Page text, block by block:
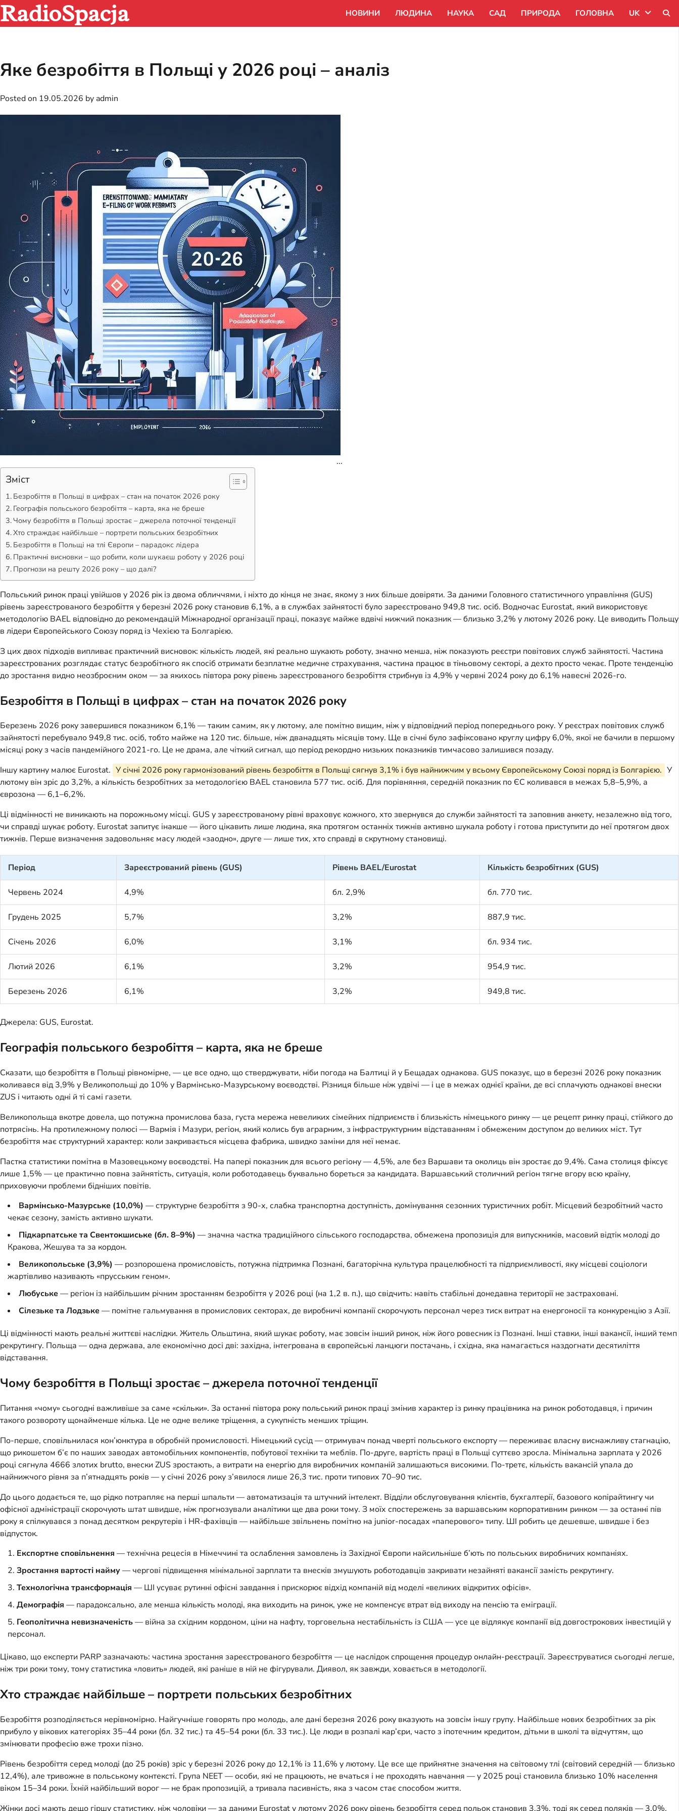
Skip
to
content
RadioSpacja НОВИНИ ЛЮДИНА НАУКА САД ПРИРОДА ГОЛОВНА UK
Яке безробіття в Польщі у 2026 році – аналіз
Posted on 19.05.2026 by admin
...
Зміст
Безробіття в Польщі в цифрах – стан на початок 2026 року
Географія польського безробіття – карта, яка не бреше
Чому безробіття в Польщі зростає – джерела поточної тенденції
Хто страждає найбільше – портрети польських безробітних
Безробіття в Польщі на тлі Європи – парадокс лідера
Практичні висновки – що робити, коли шукаєш роботу у 2026 році
Прогнози на решту 2026 року – що далі?
Польський ринок праці увійшов у 2026 рік із двома обличчями, і ніхто до кінця не знає, якому з них більше довіряти. За даними Головного статистичного управління (GUS)
рівень зареєстрованого безробіття у березні 2026 року становив 6,1%, а в службах зайнятості було зареєстровано 949,8 тис. осіб. Водночас Eurostat, який використовує
методологію BAEL відповідно до рекомендацій Міжнародної організації праці, показує майже вдвічі нижчий показник — близько 3,2% у лютому 2026 року. Це виводить Польщу
в лідери Європейського Союзу поряд із Чехією та Болгарією.
З цих двох підходів випливає практичний висновок: кількість людей, які реально шукають роботу, значно менша, ніж показують реєстри повітових служб зайнятості. Частина
зареєстрованих розглядає статус безробітного як спосіб отримати безплатне медичне страхування, частина працює в тіньовому секторі, а дехто просто чекає. Проте тенденцію
до зростання видно неозброєним оком — за якихось півтора року рівень зареєстрованого безробіття стрибнув із 4,9% у червні 2024 року до 6,1% навесні 2026-го.
Безробіття в Польщі в цифрах – стан на початок 2026 року
Березень 2026 року завершився показником 6,1% — таким самим, як у лютому, але помітно вищим, ніж у відповідний період попереднього року. У реєстрах повітових служб
зайнятості перебувало 949,8 тис. осіб, тобто майже на 120 тис. більше, ніж дванадцять місяців тому. Ще в січні було зафіксовано круглу цифру 6,0%, якої не бачили в першому
місяці року з часів пандемійного 2021-го. Це не драма, але чіткий сигнал, що період рекордно низьких показників тимчасово залишився позаду.
Іншу картину малює Eurostat. У січні 2026 року гармонізований рівень безробіття в Польщі сягнув 3,1% і був найнижчим у всьому Європейському Союзі поряд із Болгарією. У
лютому він зріс до 3,2%, а кількість безробітних за методологією BAEL становила 577 тис. осіб. Для порівняння, середній показник по ЄС коливався в межах 5,8–5,9%, а
єврозона — 6,1–6,2%.
Ці відмінності не виникають на порожньому місці. GUS у зареєстрованому рівні враховує кожного, хто звернувся до служби зайнятості та заповнив анкету, незалежно від того,
чи справді шукає роботу. Eurostat запитує інакше — його цікавить лише людина, яка протягом останніх тижнів активно шукала роботу і готова приступити до неї протягом двох
тижнів. Перше визначення задовольняє масу людей «заодно», друге — лише тих, хто справді в скрутному становищі.
Період Зареєстрований рівень (GUS) Рівень BAEL/Eurostat Кількість безробітних (GUS)
Червень 2024 4,9% бл. 2,9% бл. 770 тис.
Грудень 2025 5,7% 3,2% 887,9 тис.
Січень 2026 6,0% 3,1% бл. 934 тис.
Лютий 2026 6,1% 3,2% 954,9 тис.
Березень 2026 6,1% 3,2% 949,8 тис.
Джерела: GUS, Eurostat.
Географія польського безробіття – карта, яка не бреше
Сказати, що безробіття в Польщі рівномірне, — це все одно, що стверджувати, ніби погода на Балтиці й у Бещадах однакова. GUS показує, що в березні 2026 року показник
коливався від 3,9% у Великопольщі до 10% у Вармінсько-Мазурському воєводстві. Різниця більше ніж удвічі — і це в межах однієї країни, де всі сплачують однакові внески
ZUS і читають одні й ті самі газети.
Великопольща вкотре довела, що потужна промислова база, густа мережа невеликих сімейних підприємств і близькість німецького ринку — це рецепт ринку праці, стійкого до
потрясінь. На протилежному полюсі — Вармія і Мазури, регіон, який колись був аграрним, з інфраструктурним відставанням і обмеженим доступом до великих міст. Тут
безробіття має структурний характер: коли закривається місцева фабрика, швидко заміни для неї немає.
Пастка статистики помітна в Мазовецькому воєводстві. На папері показник для всього регіону — 4,5%, але без Варшави та околиць він зростає до 9,4%. Сама столиця фіксує
лише 1,5% — це практично повна зайнятість, ситуація, коли роботодавець буквально бореться за кандидата. Варшавський столичний регіон тягне вгору всю країну,
приховуючи проблеми бідніших повітів.
Вармінсько-Мазурське (10,0%) — структурне безробіття з 90-х, слабка транспортна доступність, домінування сезонних туристичних робіт. Місцевий безробітний часто
чекає сезону, замість активно шукати.
Підкарпатське та Свентокшиське (бл. 8–9%) — значна частка традиційного сільського господарства, обмежена пропозиція для випускників, масовий відтік молоді до
Кракова, Жешува та за кордон.
Великопольське (3,9%) — розпорошена промисловість, потужна підтримка Познані, багаторічна культура працелюбності та підприємливості, яку місцеві соціологи
жартівливо називають «прусським геном».
Любуське— регіон із найбільшим річним зростанням безробіття у 2026 році (на 1,2 в. п.), що свідчить: навіть стабільні донедавна території не застраховані.
Сілезьке та Лодзьке— помітне гальмування в промислових секторах, де виробничі компанії скорочують персонал через тиск витрат на енергоносії та конкуренцію з Азії.
Ці відмінності мають реальні життєві наслідки. Житель Ольштина, який шукає роботу, має зовсім інший ринок, ніж його ровесник із Познані. Інші ставки, інші вакансії, інший темп
рекрутингу. Польща — одна держава, але економічно досі дві: західна, інтегрована в європейські ланцюги постачань, і східна, яка намагається наздогнати десятиліття
відставання.
Чому безробіття в Польщі зростає – джерела поточної тенденції
Питання «чому» сьогодні важливіше за саме «скільки». За останні півтора року польський ринок праці змінив характер із ринку працівника на ринок роботодавця, і причин
такого розвороту щонайменше кілька. Це не одне велике тріщення, а сукупність менших тріщин.
По-перше, сповільнилася кон’юнктура в обробній промисловості. Німецький сусід — отримувач понад чверті польського експорту — переживає власну виснажливу стагнацію,
що рикошетом б’є по наших заводах автомобільних компонентів, побутової техніки та меблів. По-друге, вартість праці в Польщі суттєво зросла. Мінімальна зарплата у 2026
році сягнула 4666 злотих brutto, внески ZUS зростають, а витрати на енергію для виробничих компаній залишаються високими. По-третє, кількість вакансій упала до
найнижчого рівня за п’ятнадцять років — у січні 2026 року з’явилося лише 26,3 тис. проти типових 70–90 тис.
До цього додається те, що рідко потрапляє на перші шпальти — автоматизація та штучний інтелект. Відділи обслуговування клієнтів, бухгалтерії, базового копірайтингу чи
офісної адміністрації скорочують штат швидше, ніж прогнозували аналітики ще два роки тому. З моїх спостережень за варшавським корпоративним ринком — за останні пів
року я спілкувався з понад десятком рекрутерів і HR-фахівців — найбільше звільнень помітно на junior-посадах «паперового» типу. ШІ робить це дешевше, швидше і без
відпусток.
Експортне сповільнення — технічна рецесія в Німеччині та ослаблення замовлень із Західної Європи найсильніше б’ють по польських виробничих компаніях.
Зростання вартості найму— чергові підвищення мінімальної зарплати та внесків змушують роботодавців закривати незайняті вакансії замість рекрутингу.
Технологічна трансформація — ШІ усуває рутинні офісні завдання і прискорює відхід компаній від моделі «великих відкритих офісів».
Демографія — парадоксально, але менша кількість молоді, яка виходить на ринок, уже не компенсує втрат від виходу на пенсію та еміграції.
Геополітична невизначеність— війна за східним кордоном, ціни на нафту, торговельна нестабільність із США — усе це відлякує компанії від довгострокових інвестицій у
персонал.
Цікаво, що експерти PARP зазначають: частина зростання зареєстрованого безробіття — це наслідок спрощення процедур онлайн-реєстрації. Зареєструватися сьогодні легше,
ніж три роки тому, тому статистика «ловить» людей, які раніше в ній не фігурували. Диявол, як завжди, ховається в методології.
Хто страждає найбільше – портрети польських безробітних
Безробіття розподіляється нерівномірно. Найгучніше говорять про молодь, але дані березня 2026 року вказують на зовсім іншу групу. Найбільше нових безробітних за рік
прибуло у вікових категоріях 35–44 роки (бл. 32 тис.) та 45–54 роки (бл. 33 тис.). Це люди в розпалі кар’єри, часто з іпотечним кредитом, дітьми в школі та відчуттям, що
змінювати професію вже трохи пізно.
Рівень безробіття серед молоді (до 25 років) зріс у березні 2026 року до 12,1% із 11,6% у лютому. Це все ще прийнятне значення на світовому тлі (світовий середній — близько
12,4%), але тривожне в польському контексті. Група NEET — особи, які не працюють, не вчаться і не проходять навчання — у 2025 році становила близько 10% населення
віком 15–34 роки. Їхній найбільший ворог — не брак пропозицій, а тривала пасивність, яка з часом стає способом життя.
Жінки досі мають дещо гіршу статистику, ніж чоловіки — за даними Eurostat у лютому 2026 року рівень безробіття серед польок становив 3,3%, тоді як серед поляків — 3,0%.